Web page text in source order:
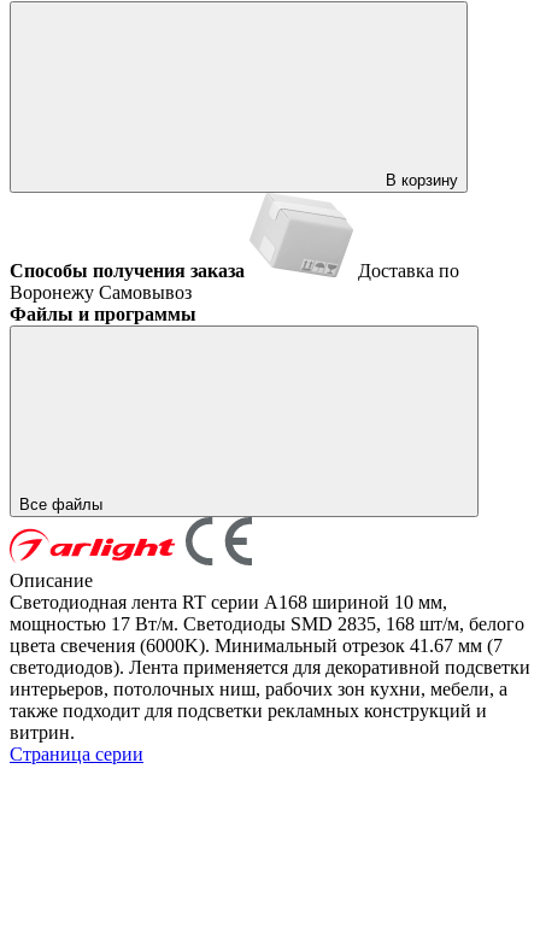
В корзину
Способы получения заказа
Доставка по
Воронежу Самовывоз
Файлы и программы
Все файлы
Описание
Светодиодная лента RT серии A168 шириной 10 мм,
мощностью 17 Вт/м. Светодиоды SMD 2835, 168 шт/м, белого
цвета свечения (6000K). Минимальный отрезок 41.67 мм (7
светодиодов). Лента применяется для декоративной подсветки
интерьеров, потолочных ниш, рабочих зон кухни, мебели, а
также подходит для подсветки рекламных конструкций и
витрин.
Страница серии